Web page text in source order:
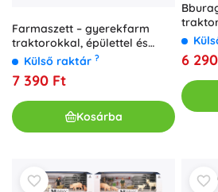
Farmaszett – gyerekfarm
traktorokkal, épülettel és
állatokkal
Külső raktár ?
7 390 Ft
Kosárba
6